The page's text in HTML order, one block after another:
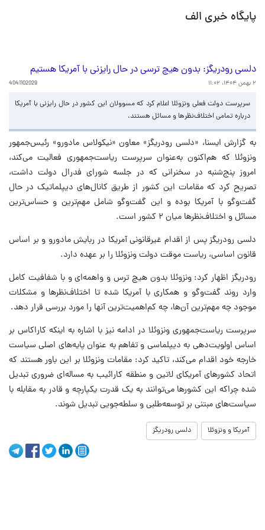
پایگاه خبری الف
دلسی رودریگز: بدون هیچ ترسی در حال رایزنی با آمریکا هستیم
۲ بهمن ۱۴۰۴، ۱۱:۰۲ 4041102029
سرپرست دولت فعلی ونزوئلا اعلام کرد که مسوولان این کشور در حال رایزنی با آمریکا
درباره تمامی اختلاف‌نظرها و مسائل هستند.
به گزارش ایسنا، «دلسی رودریگز» معاون «نیکولاس مادورو» رئیس‌جمهور
ونزوئلا که هم‌اکنون به‌عنوان سرپرست ریاست‌جمهوری فعالیت می‌کند،
امروز پنج‌شنبه در سخنرانی که در جلسه شورای فدرال دولت داشت،
تصریح کرد که مقامات این کشور از طریق کانال‌های دیپلماتیک در حال
گفت‌وگو با آمریکا بوده و این گفت‌وگو شامل مهم‌ترین و حساس‌ترین
مسائل و اختلاف‌نظرها میان ۲ کشور است.
دلسی رودریگز پس از اقدام غیرقانونی آمریکا در ربایش مادورو و بر اساس
قانون اساسی، ریاست موقت دولت ونزوئلا را بر عهده دارد.
رودریگز اظهار کرد: ونزوئلا بدون هیچ ترس و واهمه‌ای و با شفافیت کامل
وارد روند گفت‌وگو و همکاری با آمریکا شده تا اختلاف‌نظرها و مشکلات
موجود چه مهم‌ترین آن‌ها، چه کم‌اهمیت‌ترین آنها را مورد بررسی قرار دهد.
سرپرست ریاست‌جمهوری ونزوئلا در ادامه نیز با اشاره به اینکه کاراکاس بر
اساس اولویت‌دهی به دیپلماسی و تفاهم به عنوان پایه‌های اصلی سیاست
خارجه خود اقدام می‌کند، تاکید کرد: مقامات ونزوئلا بر این باور هستند که
اتحاد کشورهای آمریکای لاتین و منطقه کارائیب به مساله‌ای ضروری تبدیل
شده چراکه این کشورها می‌توانند به یک قدرت یکپارچه و قادر به مقابله با
سیاست‌های مبتنی بر توسعه‌طلبی و سلطه‌جویی تبدیل شوند.
آمریکا و ونزوئلا دلسی رودریگز